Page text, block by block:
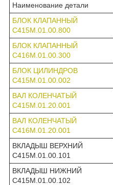
Наименование детали
БЛОК КЛАПАННЫЙ
С415М.01.00.800
БЛОК КЛАПАННЫЙ
С416М.01.00.300
БЛОК ЦИЛИНДРОВ
С415М.01.00.002
ВАЛ КОЛЕНЧАТЫЙ
С415М.01.20.001
ВАЛ КОЛЕНЧАТЫЙ
С416М.01.20.001
ВКЛАДЫШ ВЕРХНИЙ
С415М.01.00.101
ВКЛАДЫШ НИЖНИЙ
С415М.01.00.102